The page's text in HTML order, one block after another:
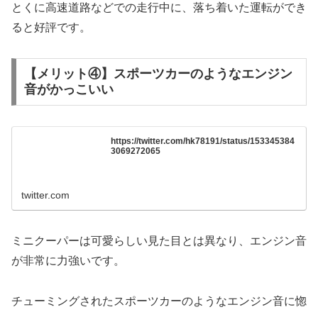
とくに高速道路などでの走行中に、落ち着いた運転ができ
ると好評です。
【メリット④】スポーツカーのようなエンジン
音がかっこいい
https://twitter.com/hk78191/status/153345384
3069272065
twitter.com
ミニクーパーは可愛らしい見た目とは異なり、エンジン音
が非常に力強いです。
チューミングされたスポーツカーのようなエンジン音に惚